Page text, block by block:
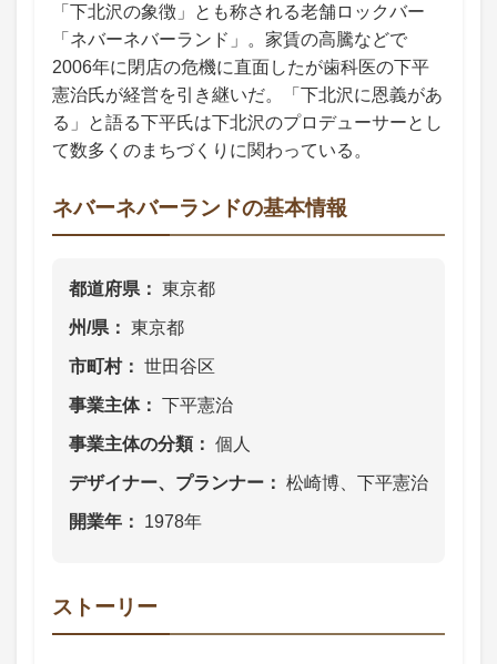
「下北沢の象徴」とも称される老舗ロックバー
「ネバーネバーランド」。家賃の高騰などで
2006年に閉店の危機に直面したが歯科医の下平
憲治氏が経営を引き継いだ。「下北沢に恩義があ
る」と語る下平氏は下北沢のプロデューサーとし
て数多くのまちづくりに関わっている。
ネバーネバーランドの基本情報
都道府県 東京都
州/県 東京都
市町村 世田谷区
事業主体 下平憲治
事業主体の分類 個人
デザイナー、プランナー 松崎博、下平憲治
開業年 1978年
ストーリー